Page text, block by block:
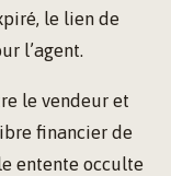
le lien de
l’agent.
le vendeur et
financier de
entente occulte